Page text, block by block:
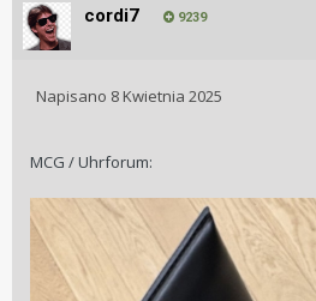
cordi7 9239
Napisano 8 Kwietnia 2025
MCG / Uhrforum: